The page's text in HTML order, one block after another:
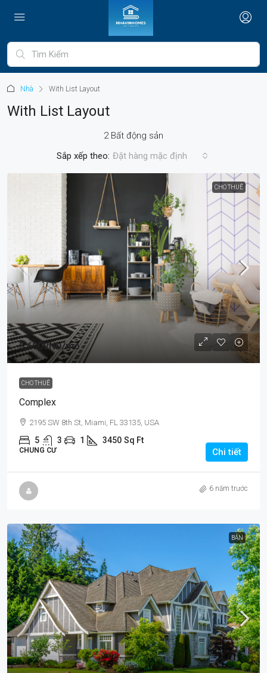
Nhà With List Layout
With List Layout
2 Bất động sản
Sắp xếp theo: Đặt hàng mặc định
CHO THUÊ
5,600VNĐ/mo
CHO THUÊ
Complex
2195 SW 8th St, Miami, FL 33135, USA
5 3 1 3450 Sq Ft
CHUNG CƯ Chi tiết
6 năm trước
BÁN